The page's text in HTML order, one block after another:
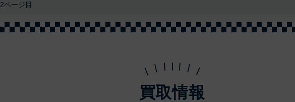
2ページ目
買取情報